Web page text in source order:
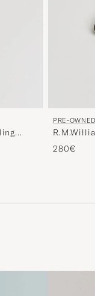
PRE-OWNED
Chestnut
280€